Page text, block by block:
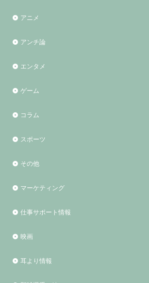
アニメ
アンチ論
エンタメ
ゲーム
コラム
スポーツ
その他
マーケティング
仕事サポート情報
映画
耳より情報